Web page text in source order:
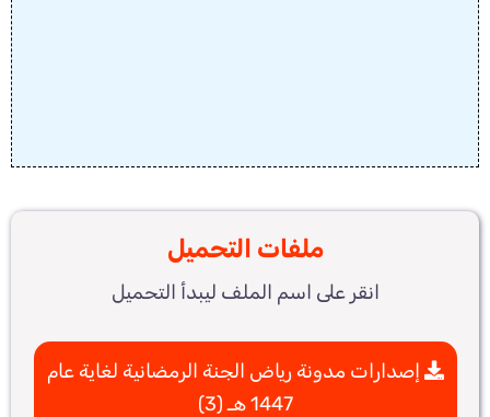
ملفات التحميل
انقر على اسم الملف ليبدأ التحميل
إصدارات مدونة رياض الجنة الرمضانية لغاية عام
1447 هـ (3)